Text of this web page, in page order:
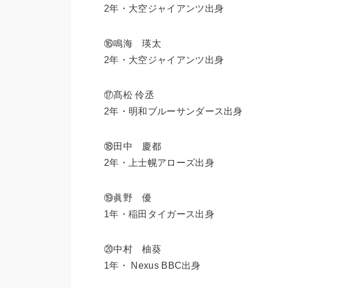
2年・大空ジャイアンツ出身
⑯鳴海 瑛太
2年・大空ジャイアンツ出身
⑰髙松 伶丞
2年・明和ブルーサンダース出身
⑱田中 慶都
2年・上士幌アローズ出身
⑲眞野 優
1年・稲田タイガース出身
⑳中村 柚葵
1年・ Nexus BBC出身